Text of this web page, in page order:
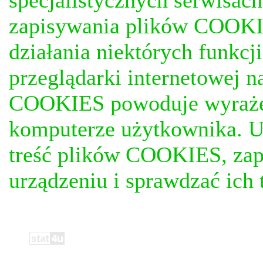
zapisywania plików
działania niektórych
przeglądarki internetowej
COOKIES powoduje
komputerze użytkownika.
treść plików COOKIES,
urządzeniu i sprawdzać ich